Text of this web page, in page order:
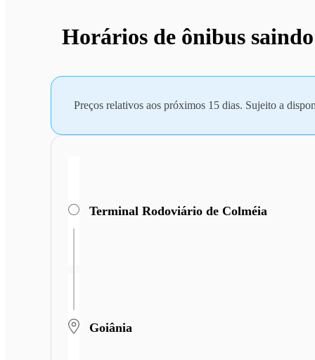
Horários de ônibus
Preços relativos aos próximos 15 dias. Sujeito a
Terminal Rodoviário de Colméia
Goiânia